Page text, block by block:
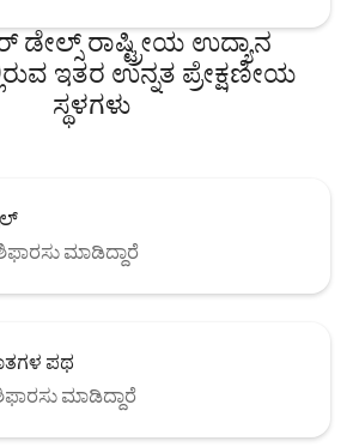
ಡೇಲ್ಸ್ ರಾಷ್ಟ್ರೀಯ ಉದ್ಯಾನ
ಇತರ ಉನ್ನತ ಪ್ರೇಕ್ಷಣೀಯ
ಸ್ಥಳಗಳು
ಮಾಡಿದ್ದಾರೆ
ಪಥ
ಮಾಡಿದ್ದಾರೆ